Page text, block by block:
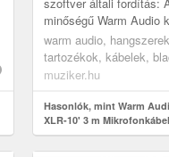
szoftver általi fordítás:
minőségű Warm Audio
a svájci Gotham céggel
együttműködve hozták
amely nem c...
warm audio,
tartozékok, kábelek,
muziker.hu
Hasonlók, mint Warm
XLR-10' 3 m Mikrofonkábel